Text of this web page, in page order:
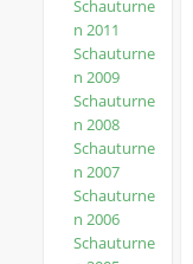
Schauturne
n 2011
Schauturne
n 2009
Schauturne
n 2008
Schauturne
n 2007
Schauturne
n 2006
Schauturne